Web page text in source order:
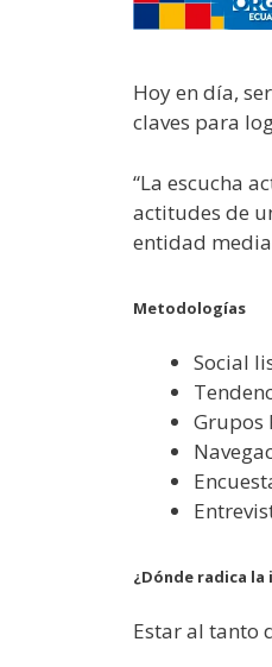
Hoy en día,
claves para
“La escucha
actitudes de
entidad
Metodologías
Social
Grupos
¿Dónde radica
Estar al tanto